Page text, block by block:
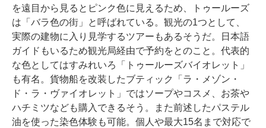
を遠目から見るとピンク色に見えるため、トゥールーズ
は「バラ色の街」と呼ばれている。観光の1つとして、
実際の建物に入り見学するツアーもあるそうだ。日本語
ガイドもいるため観光局経由で予約をとのこと。代表的
な色としてはすみれいろ「トゥールーズバイオレット」
も有名。貨物船を改装したブティック「ラ・メゾン・
ド・ラ・ヴァイオレット」ではソープやコスメ、お茶や
ハチミツなども購入できるそう。また前述したパステル
油を使った染色体験も可能。個人や最大15名まで対応で